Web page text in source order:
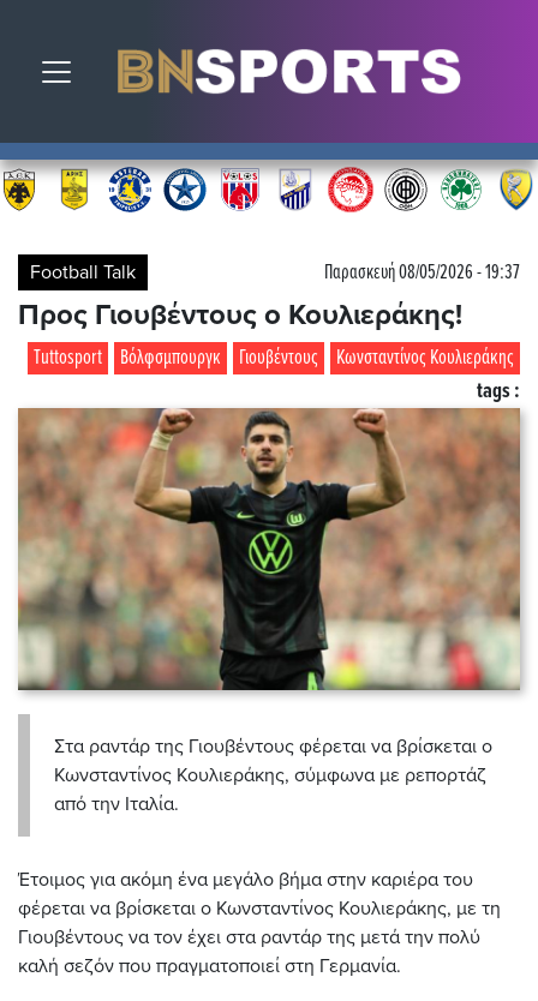
Toggle navigation
Football Talk Παρασκευή 08/05/2026 - 19:37
Προς Γιουβέντους ο Κουλιεράκης!
Κωνσταντίνος Κουλιεράκης
Γιουβέντους
Βόλφσμπουργκ
Τuttosport
tags :
Στα ραντάρ της Γιουβέντους φέρεται να βρίσκεται ο
Κωνσταντίνος Κουλιεράκης, σύμφωνα με ρεπορτάζ
από την Ιταλία.
Έτοιμος για ακόμη ένα μεγάλο βήμα στην καριέρα του
φέρεται να βρίσκεται ο Κωνσταντίνος Κουλιεράκης, με τη
Γιουβέντους να τον έχει στα ραντάρ της μετά την πολύ
καλή σεζόν που πραγματοποιεί στη Γερμανία.